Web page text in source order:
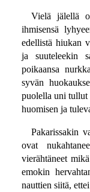
Vielä jälellä
ihmisensä
edellistä hiukan
ja suuteleekin
poikaansa
syvän
puolella uni tullut
huomisen ja
Pakarissakin
ovat
vierähtäneet
emokin
nauttien siitä,